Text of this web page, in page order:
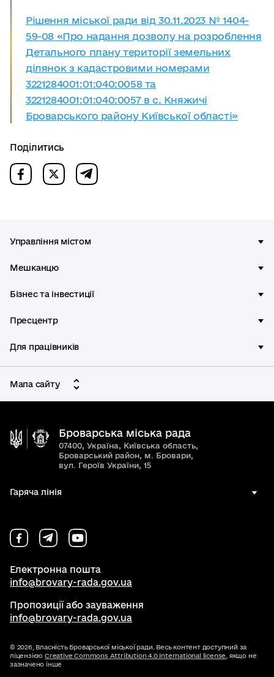
Рішення міської ради від 30.11.2023 № 1404-
59-08 «Про надання дозволу на розроблення
Детального плану території земельних
ділянок з кадастровими номерами
3221284001:01:040:0058 та
3221284001:01:040:0057 в с. Княжичі
Броварського району Київської області»
Поділитись
Управління містом
Мешканцю
Бізнес та інвестиції
Пресцентр
Для працівників
Мапа сайту
Броварська міська рада
07400, Україна, Київська область,
Броварський район, м. Бровари,
вул. Героїв України, 15
Гаряча лінія
Електронна пошта
info@brovary-rada.gov.ua
Пропозиції або зауваження
info@brovary-rada.gov.ua
© 2026, Власність Броварської міської ради. Весь контент доступний за
ліцензією Creative Commons Attribution 4.0 International license , якщо не
зазначено інше